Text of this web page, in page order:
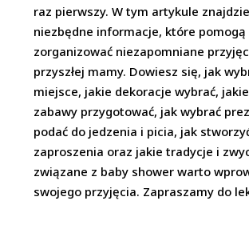
raz pierwszy. W tym artykule
niezbędne informacje, które pomogą
zorganizować niezapomniane
przyszłej mamy. Dowiesz się, jak
miejsce, jakie dekoracje wybrać,
zabawy przygotować, jak wybrać
podać do jedzenia i picia, jak
zaproszenia oraz jakie tradycje i
związane z baby shower warto
swojego przyjęcia. Zapraszamy do